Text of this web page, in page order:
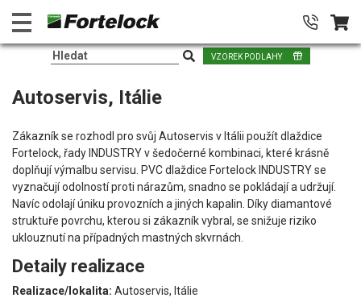
VZOREK PODLAHY
Autoservis, Itálie
Zákazník se rozhodl pro svůj Autoservis v Itálii použít dlaždice
Fortelock, řady INDUSTRY v šedočerné kombinaci, které krásně
doplňují výmalbu servisu. PVC dlaždice Fortelock INDUSTRY se
vyznačují odolností proti nárazům, snadno se pokládají a udržují.
Navíc odolají úniku provozních a jiných kapalin. Díky diamantové
struktuře povrchu, kterou si zákazník vybral, se snižuje riziko
uklouznutí na případných mastných skvrnách.
Detaily realizace
Realizace/lokalita: Autoservis, Itálie